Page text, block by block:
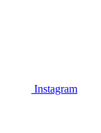
Instagram